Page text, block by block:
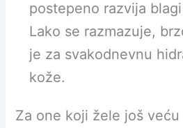
postepeno razvija
Lako se razmazuje,
je za svakodnevnu
kože.
Za one koji žele još